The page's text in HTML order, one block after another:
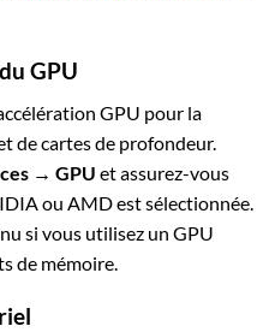
GPU
GPU pour la
de cartes de profondeur.
→ GPU et assurez-vous
ou AMD est sélectionnée.
si vous utilisez un GPU
de mémoire.